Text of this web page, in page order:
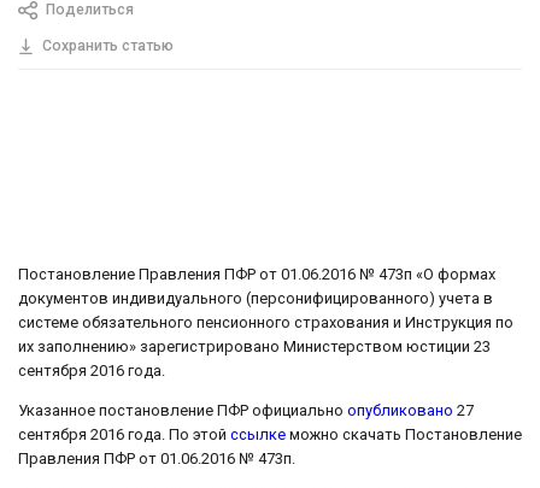
Поделиться
Сохранить статью
Постановление Правления ПФР от 01.06.2016 № 473п «О формах
документов индивидуального (персонифицированного) учета в
системе обязательного пенсионного страхования и Инструкция по
их заполнению» зарегистрировано Министерством юстиции 23
сентября 2016 года.
Указанное постановление ПФР официально опубликовано 27
сентября 2016 года. По этой ссылке можно скачать Постановление
Правления ПФР от 01.06.2016 № 473п.